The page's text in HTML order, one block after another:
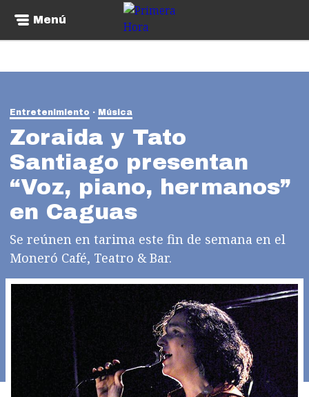
Menú
Entretenimiento Música
Zoraida y Tato
Santiago presentan
“Voz, piano, hermanos”
en Caguas
Se reúnen en tarima este fin de semana en el
Moneró Café, Teatro & Bar.